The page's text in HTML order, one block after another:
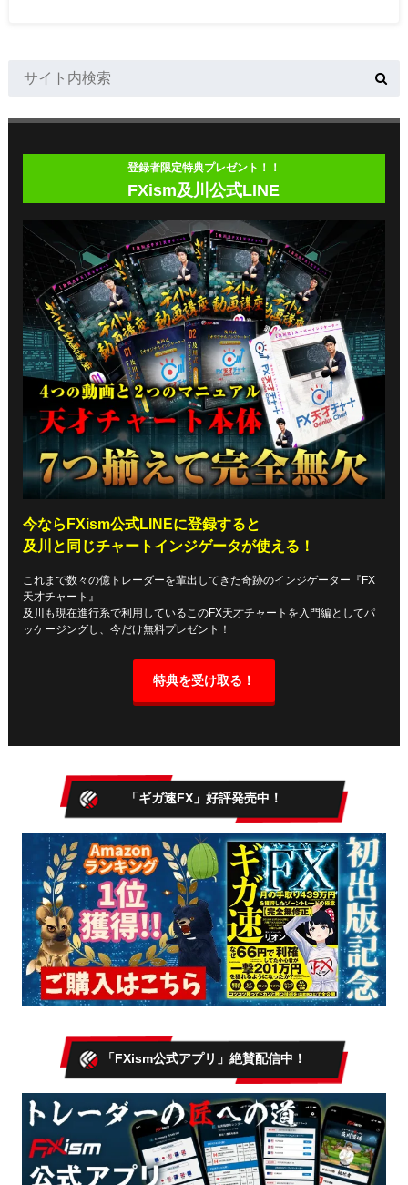
登録者限定特典プレゼント！！
FXism及川公式LINE
今ならFXism公式LINEに登録すると
及川と同じチャートインジゲータが使える！
これまで数々の億トレーダーを輩出してきた奇跡のインジゲーター『FX
天才チャート』
及川も現在進行系で利用しているこのFX天才チャートを入門編としてパ
ッケージングし、今だけ無料プレゼント！
特典を受け取る！
「ギガ速FX」好評発売中！
「FXism公式アプリ」絶賛配信中！